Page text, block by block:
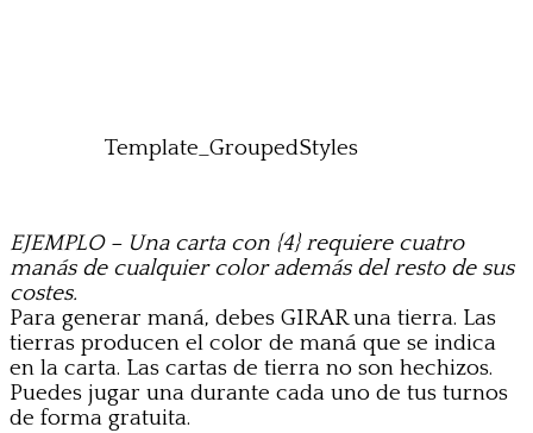
Template_GroupedStyles
EJEMPLO – Una carta con {4} requiere cuatro
manás de cualquier color además del resto de sus
costes.
Para generar maná, debes GIRAR una tierra. Las
tierras producen el color de maná que se indica
en la carta. Las cartas de tierra no son hechizos.
Puedes jugar una durante cada uno de tus turnos
de forma gratuita.